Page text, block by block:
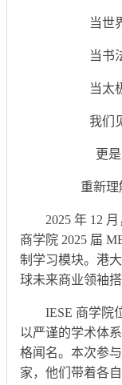
当世
当书
当太
我们
更
重新理
2025 年 12 月
商学院 2025 届
制学习模块。港
球未来商业领袖
IESE 商学院位
以严谨的学术体
格闻名。本次参
家，他们带着各